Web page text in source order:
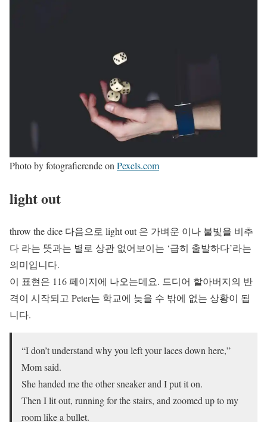
Photo by fotografierende on Pexels.com
light out
throw the dice 다음으로 light out 은 가벼운 이나 불빛을 비추
다 라는 뜻과는 별로 상관 없어보이는 ‘급히 출발하다’라는
의미입니다.
이 표현은 116 페이지에 나오는데요. 드디어 할아버지의 반
격이 시작되고 Peter는 학교에 늦을 수 밖에 없는 상황이 됩
니다.
“I don’t understand why you left your laces down here,”
Mom said.
She handed me the other sneaker and I put it on.
Then I lit out, running for the stairs, and zoomed up to my
room like a bullet.